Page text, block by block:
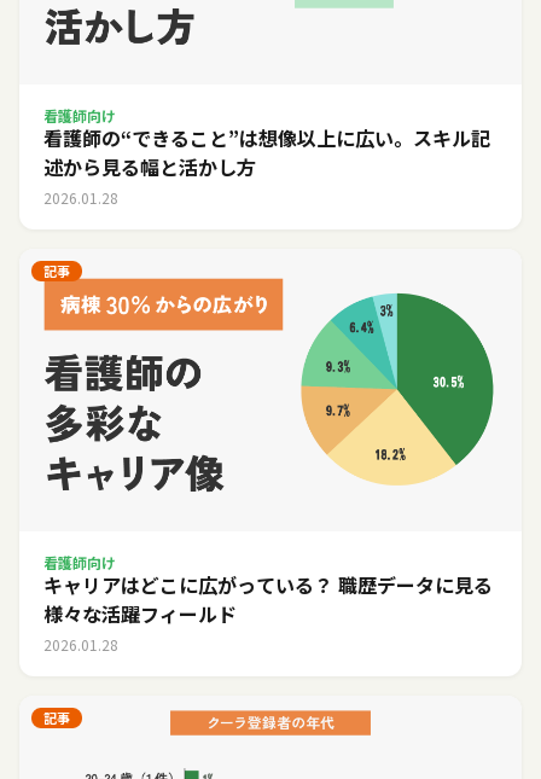
看護師向け
看護師の“できること”は想像以上に広い。スキル記
述から見る幅と活かし方
2026.01.28
記事
看護師向け
キャリアはどこに広がっている？ 職歴データに見る
様々な活躍フィールド
2026.01.28
記事